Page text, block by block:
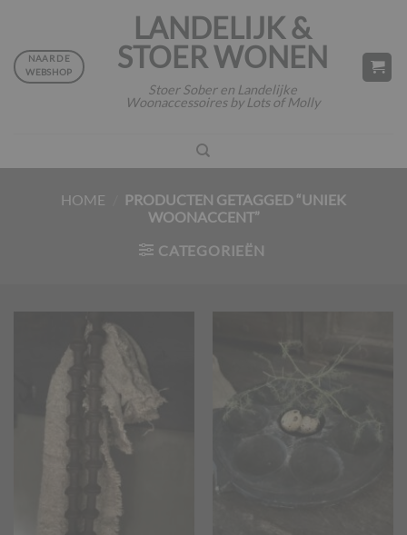
inhoud
LANDELIJK &
STOER WONEN
Stoer Sober en Landelijke
Woonaccessoires by Lots of Molly
NAAR DE
WEBSHOP
HOME
PRODUCTEN GETAGGED “UNIEK
WOONACCENT”
CATEGORIEËN